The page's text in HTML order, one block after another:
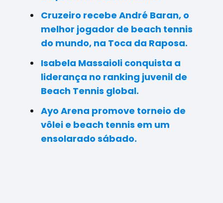
Cruzeiro recebe André Baran, o
melhor jogador de beach tennis
do mundo, na Toca da Raposa.
Isabela Massaioli conquista a
liderança no ranking juvenil de
Beach Tennis global.
Ayo Arena promove torneio de
vôlei e beach tennis em um
ensolarado sábado.